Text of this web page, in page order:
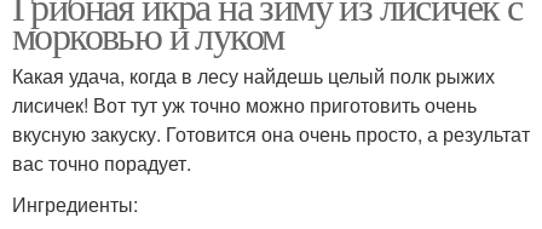
морковью и луком
Какая удача, когда в лесу найдешь целый полк рыжих
лисичек! Вот тут уж точно можно приготовить очень
вкусную закуску. Готовится она очень просто, а результат
вас точно порадует.
Ингредиенты: